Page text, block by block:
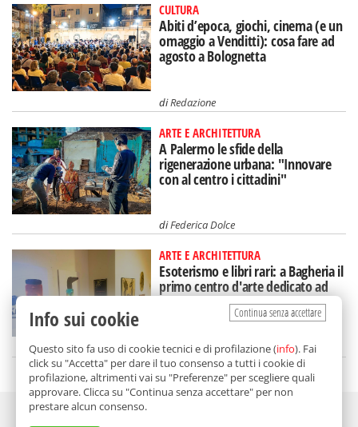
CULTURA
Abiti d’epoca, giochi, cinema (e un
omaggio a Venditti): cosa fare ad
agosto a Bolognetta
diRedazione
ARTE E ARCHITETTURA
A Palermo le sfide della
rigenerazione urbana: "Innovare
con al centro i cittadini"
diFederica Dolce
ARTE E ARCHITETTURA
Esoterismo e libri rari: a Bagheria il
primo centro d'arte dedicato ad
Aleister Crowley
diRedazione
Continua senza accettare
Info sui cookie
Questo sito fa uso di cookie tecnici e di profilazione (info). Fai
click su "Accetta" per dare il tuo consenso a tutti i cookie di
profilazione, altrimenti vai su "Preferenze" per scegliere quali
approvare. Clicca su "Continua senza accettare" per non
prestare alcun consenso.